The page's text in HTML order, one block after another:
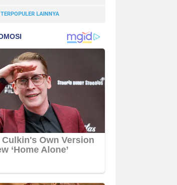
TERPOPULER LAINNYA